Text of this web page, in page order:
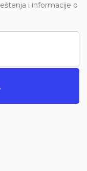
i informacije o